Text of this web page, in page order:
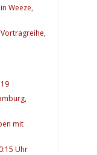
Weeze,
mit
Uhr